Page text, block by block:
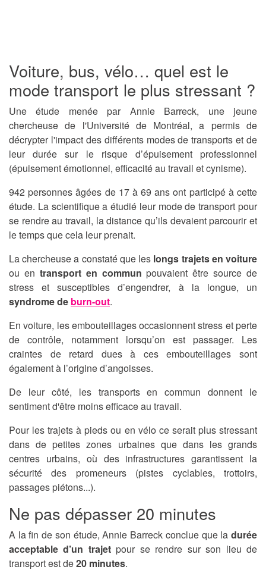
Voiture, bus, vélo… quel est le
mode transport le plus stressant ?
Une étude menée par Annie Barreck, une jeune
chercheuse de l'Université de Montréal, a permis de
décrypter l'impact des différents modes de transports et de
leur durée sur le risque d’épuisement professionnel
(épuisement émotionnel, efficacité au travail et cynisme).
942 personnes âgées de 17 à 69 ans ont participé à cette
étude. La scientifique a étudié leur mode de transport pour
se rendre au travail, la distance qu’ils devaient parcourir et
le temps que cela leur prenait.
La chercheuse a constaté que les longs trajets en voiture
ou en transport en commun pouvaient être source de
stress et susceptibles d’engendrer, à la longue, un
syndrome de burn-out.
En voiture, les embouteillages occasionnent stress et perte
de contrôle, notamment lorsqu’on est passager. Les
craintes de retard dues à ces embouteillages sont
également à l’origine d’angoisses.
De leur côté, les transports en commun donnent le
sentiment d'être moins efficace au travail.
Pour les trajets à pieds ou en vélo ce serait plus stressant
dans de petites zones urbaines que dans les grands
centres urbains, où des infrastructures garantissent la
sécurité des promeneurs (pistes cyclables, trottoirs,
passages piétons...).
Ne pas dépasser 20 minutes
A la fin de son étude, Annie Barreck conclue que la durée
acceptable d’un trajetpour se rendre sur son lieu de
transport est de20 minutes.